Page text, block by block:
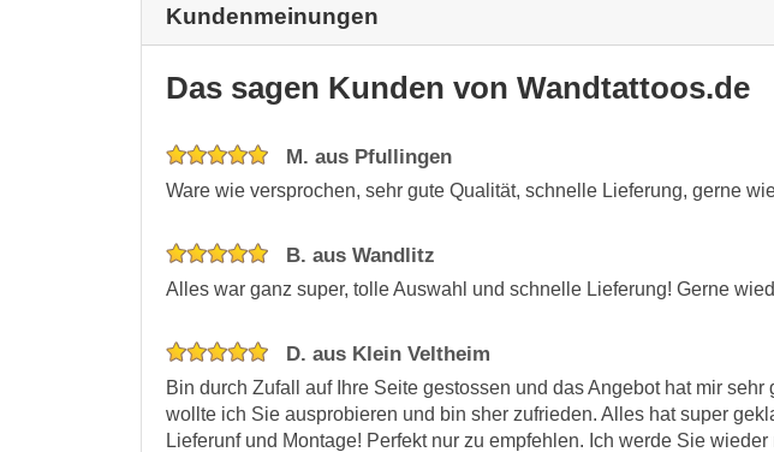
Kundenmeinungen
Das sagen Kunden von Wandtattoos.de
M. aus Pfullingen
Ware wie versprochen, sehr gute Qualität, schnelle Lieferung, gerne
B. aus Wandlitz
Alles war ganz super, tolle Auswahl und schnelle Lieferung! Gerne
D. aus Klein Veltheim
Bin durch Zufall auf Ihre Seite gestossen und das Angebot hat mir sehr
wollte ich Sie ausprobieren und bin sher zufrieden. Alles hat super
Lieferunf und Montage! Perfekt nur zu empfehlen. Ich werde Sie